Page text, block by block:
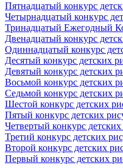
Пятнадцатый конкурс
Четырнадцатый конкурс
Тринадцатый Ежегодный
Двенадцатый конкурс
Одиннадцатый конкурс
Десятый конкурс детских
Девятый конкурс детских
Восьмой конкурс детских
Седьмой конкурс детских
Шестой конкурс детских
Пятый конкурс детских
Четвертый конкурс
Третий конкурс детских
Второй конкурс детских
Первый конкурс детских